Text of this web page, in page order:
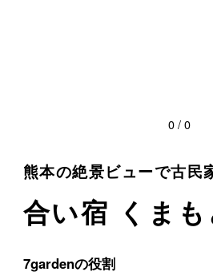
0 / 0
熊本の絶景ビューで古民
合い宿 くまも
7gardenの役割